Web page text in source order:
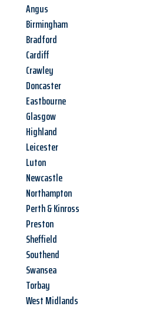
Angus
Birmingham
Bradford
Cardiff
Crawley
Doncaster
Eastbourne
Glasgow
Highland
Leicester
Luton
Newcastle
Northampton
Perth & Kinross
Preston
Sheffield
Southend
Swansea
Torbay
West Midlands